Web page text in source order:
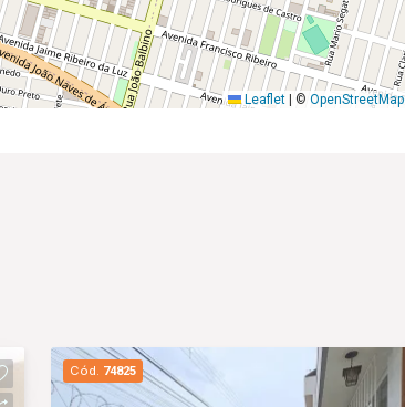
Leaflet | © OpenStreetMap
Cód. 74825